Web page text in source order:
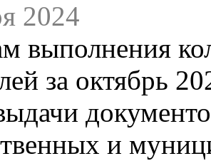
2024
выполнения
за октябрь
и